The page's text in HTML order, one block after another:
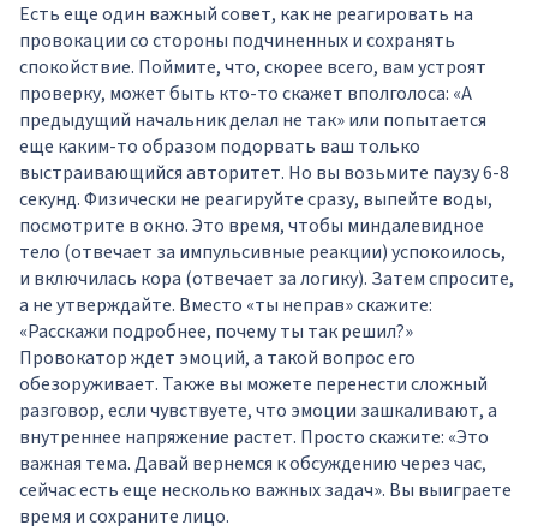
Есть еще один важный совет, как не реагировать на
провокации со стороны подчиненных и сохранять
спокойствие. Поймите, что, скорее всего, вам устроят
проверку, может быть кто-то скажет вполголоса: «А
предыдущий начальник делал не так» или попытается
еще каким-то образом подорвать ваш только
выстраивающийся авторитет. Но вы возьмите паузу 6-8
секунд. Физически не реагируйте сразу, выпейте воды,
посмотрите в окно. Это время, чтобы миндалевидное
тело (отвечает за импульсивные реакции) успокоилось,
и включилась кора (отвечает за логику). Затем спросите,
а не утверждайте. Вместо «ты неправ» скажите:
«Расскажи подробнее, почему ты так решил?»
Провокатор ждет эмоций, а такой вопрос его
обезоруживает. Также вы можете перенести сложный
разговор, если чувствуете, что эмоции зашкаливают, а
внутреннее напряжение растет. Просто скажите: «Это
важная тема. Давай вернемся к обсуждению через час,
сейчас есть еще несколько важных задач». Вы выиграете
время и сохраните лицо.